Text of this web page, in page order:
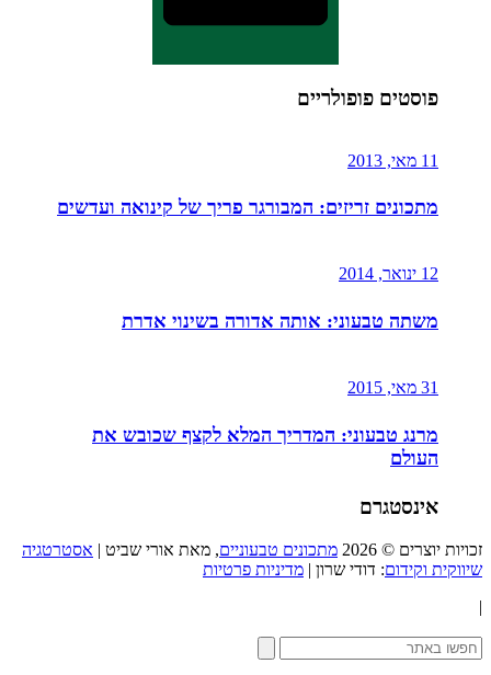
פוסטים פופולריים
11 מאי, 2013
מתכונים זריזים: המבורגר פריך של קינואה ועדשים
12 ינואר, 2014
משתה טבעוני: אותה אדורה בשינוי אדרת
31 מאי, 2015
מרנג טבעוני: המדריך המלא לקצף שכובש את
העולם
אינסטגרם
זכויות יוצרים © 2026 מתכונים טבעוניים, מאת אורי שביט | אסטרטגיה
שיווקית וקידום: דודי שרון | מדיניות פרטיות
|